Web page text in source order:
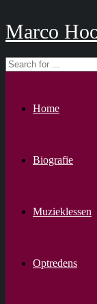
Marco
Home
Biografie
Muzieklessen
Optredens